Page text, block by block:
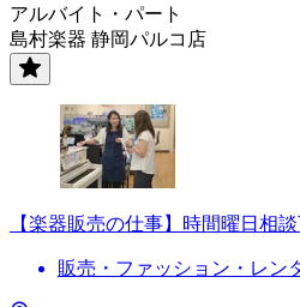
アルバイト・パート
島村楽器 静岡パルコ店
【楽器販売の仕事】時間曜日相
販売・ファッション・レン